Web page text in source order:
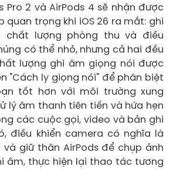
Pro 2 và AirPods 4 sẽ nhận được
quan trọng khi iOS 26 ra mắt: ghi
chất lượng phòng thu và điều
có thể nhỏ, nhưng cả hai đều
lượng ghi âm giọng nói được
"Cách ly giọng nói" để phân biệt
tốt hơn với môi trường xung
lý âm thanh tiên tiến và hứa hẹn
các cuộc gọi, video và bản ghi
điều khiển camera có nghĩa là
giữ thân AirPods để chụp ảnh
âm, thực hiện lại thao tác tương